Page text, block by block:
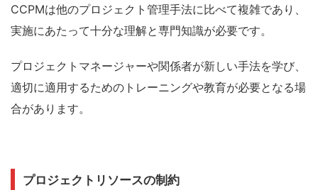
CCPMは他のプロジェクト管理手法に比べて複雑であり、
実施にあたって十分な理解と専門知識が必要です。
プロジェクトマネージャーや関係者が新しい手法を学び、
適切に適用するためのトレーニングや教育が必要となる場
合があります。
プロジェクトリソースの制約